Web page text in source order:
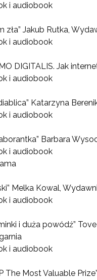
i audiobook
zła” Jakub Rutka,
i audiobook
DIGITALIS. Jak
i audiobook
Katarzyna
i audiobook
Barbara
i audiobook
Melka Kowal,
i audiobook
i duża powódź”
i audiobook
The Most Valuable